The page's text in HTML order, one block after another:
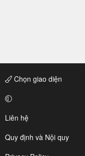
Chọn giao diện
Liên hệ
Quy định và Nội quy